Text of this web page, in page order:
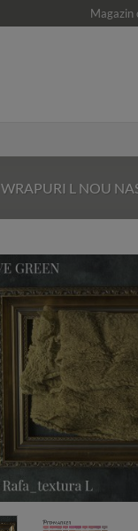
Magazin
WRAPURI L NOU